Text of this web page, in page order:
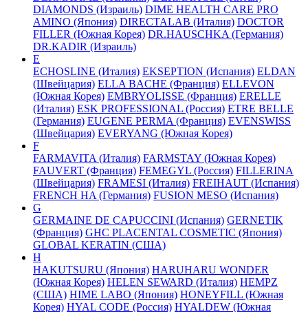
DIAMONDS (Израиль) DIME HEALTH CARE PRO
AMINO (Япония) DIRECTALAB (Италия) DOCTOR
FILLER (Южная Корея) DR.HAUSCHKA (Германия)
DR.KADIR (Израиль)
E
ECHOSLINE (Италия) EKSEPTION (Испания) ELDAN
(Швейцария) ELLA BACHE (Франция) ELLEVON
(Южная Корея) EMBRYOLISSE (Франция) ERELLE
(Италия) ESK PROFESSIONAL (Россия) ETRE BELLE
(Германия) EUGENE PERMA (Франция) EVENSWISS
(Швейцария) EVERYANG (Южная Корея)
F
FARMAVITA (Италия) FARMSTAY (Южная Корея)
FAUVERT (Франция) FEMEGYL (Россия) FILLERINA
(Швейцария) FRAMESI (Италия) FREIHAUT (Испания)
FRENCH HA (Германия) FUSION MESO (Испания)
G
GERMAINE DE CAPUCCINI (Испания) GERNETIK
(Франция) GHC PLACENTAL COSMETIC (Япония)
GLOBAL KERATIN (США)
H
HAKUTSURU (Япония) HARUHARU WONDER
(Южная Корея) HELEN SEWARD (Италия) HEMPZ
(США) HIME LABO (Япония) HONEYFILL (Южная
Корея) HYAL CODE (Россия) HYALDEW (Южная